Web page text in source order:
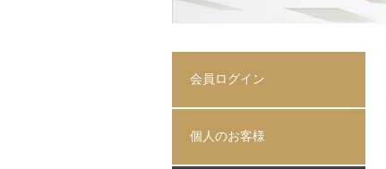
会員ログイン
個人のお客様